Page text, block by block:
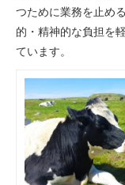
つために業務を止め
的・精神的な負担を
ています。